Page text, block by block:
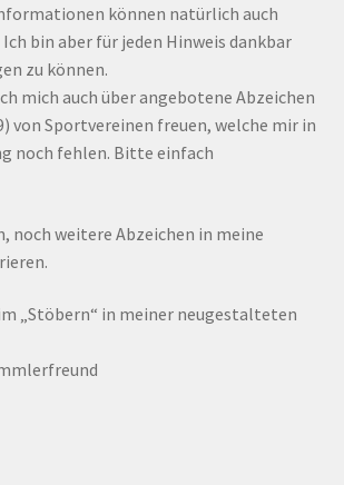
können natürlich auch
bin aber für jeden Hinweis dankbar
zu können.
mich auch über angebotene Abzeichen
von Sportvereinen freuen, welche mir in
noch fehlen. Bitte einfach
noch weitere Abzeichen in meine
„Stöbern“ in meiner neugestalteten